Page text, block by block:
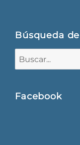
Búsqueda
Facebook